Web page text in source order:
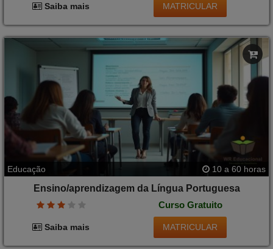
Saiba mais MATRICULAR
Educação 10 a 60 horas
Ensino/aprendizagem da Língua Portuguesa
Curso Gratuito
Saiba mais MATRICULAR